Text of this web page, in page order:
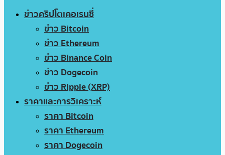
ข่าวคริปโตเคอเรนซี่
ข่าว Bitcoin
ข่าว Ethereum
ข่าว Binance Coin
ข่าว Dogecoin
ข่าว Ripple (XRP)
ราคาและการวิเคราะห์
ราคา Bitcoin
ราคา Ethereum
ราคา Dogecoin